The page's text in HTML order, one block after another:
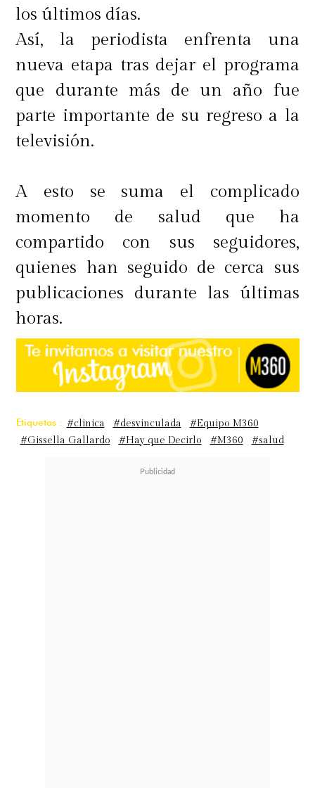
los últimos días.
Así, la periodista enfrenta una
nueva etapa tras dejar el programa
que durante más de un año fue
parte importante de su regreso a la
televisión.
A esto se suma el complicado
momento de salud que ha
compartido con sus seguidores,
quienes han seguido de cerca sus
publicaciones durante las últimas
horas.
Etiquetas : #clinica #desvinculada
#Equipo M360
#Gissella Gallardo
#Hay que Decirlo #M360 #salud